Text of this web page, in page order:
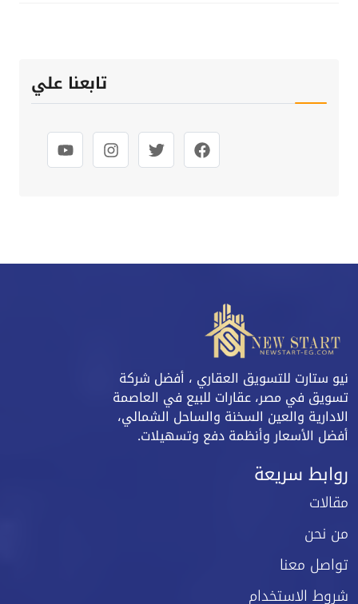
تابعنا علي
نيو ستارت للتسويق العقاري ، أفضل شركة
تسويق في مصر، عقارات للبيع في العاصمة
الادارية والعين السخنة والساحل الشمالي،
أفضل الأسعار وأنظمة دفع وتسهيلات.
روابط سريعة
مقالات
من نحن
تواصل معنا
شروط الاستخدام